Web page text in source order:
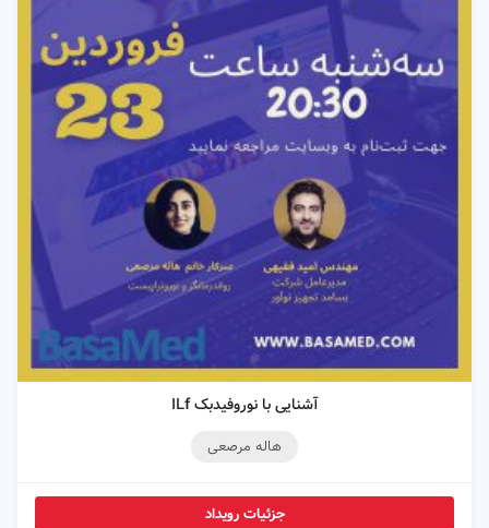
آشنایی با نوروفیدبک ILf
هاله مرصعی
جزئیات رویداد